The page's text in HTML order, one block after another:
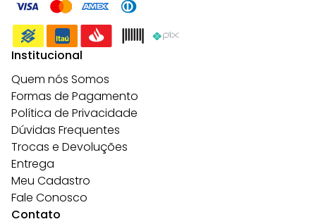
Institucional
Quem nós Somos
Formas de Pagamento
Política de Privacidade
Dúvidas Frequentes
Trocas e Devoluções
Entrega
Meu Cadastro
Fale Conosco
Contato